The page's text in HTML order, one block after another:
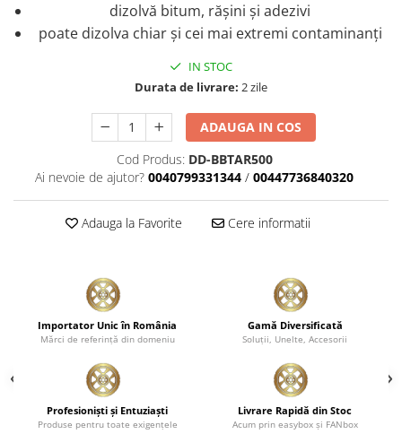
dizolvă bitum, rășini și adezivi
poate dizolva chiar și cei mai extremi contaminanți
IN STOC
Durata de livrare: 2 zile
ADAUGA IN COS
Cod Produs: DD-BBTAR500
Ai nevoie de ajutor? 0040799331344 / 00447736840320
Adauga la Favorite Cere informatii
Importator Unic în România
Mărci de referinţă din domeniu
Gamă Diversificată
Soluţii, Unelte, Accesorii
Profesionişti şi Entuziaşti
Produse pentru toate exigenţele
Livrare Rapidă din Stoc
Acum prin easybox şi FANbox